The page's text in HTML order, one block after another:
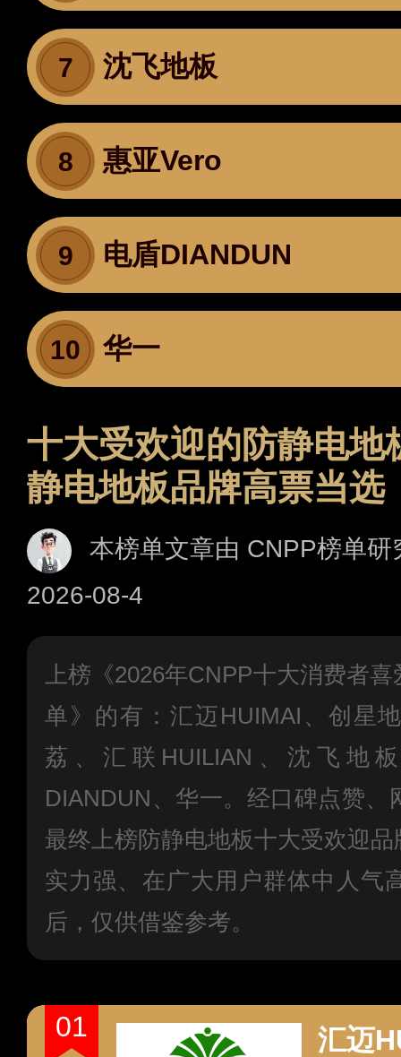
7 沈飞地板
8 惠亚Vero
9 电盾DIANDUN
10 华一
十大受欢迎的防静电地
静电地板品牌高票当选
本榜单文章由 CNPP榜单
2026-08-4
上榜《2026年CNPP十大消费者
单》的有：汇迈HUIMAI、创星
荔、汇联HUILIAN、沈飞地
DIANDUN、华一。经口碑点赞、
最终上榜防静电地板十大受欢迎
实力强、在广大用户群体中人气
后，仅供借鉴参考。
01 汇迈